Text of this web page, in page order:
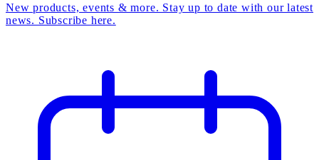
New products, events & more. Stay up to date with our latest
news. Subscribe here.